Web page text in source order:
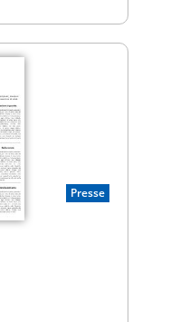
Presse